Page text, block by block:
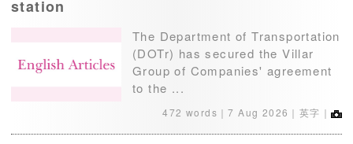
station
The Department of Transportation
(DOTr) has secured the Villar
Group of Companies' agreement
to the ...
472 words｜7 Aug 2026 ｜英字｜